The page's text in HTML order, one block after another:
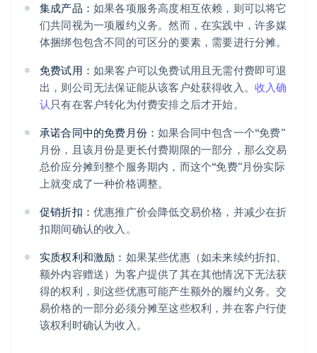
集成产品： 如果各项服务高度相互依赖，则可以将它
们共同视为一项履约义务。然而，在实践中，许多媒
体捆绑包包含不同的可区分的要素，需要进行分摊。
免费试用： 如果客户可以免费试用且无需付费即可退
出，则公司无法保证能从该客户处获得收入。 收入确
认 只有在客户转化为付费安排之后才开始。
承诺合同中的免费月份：如果合同中包含一个“免费”
月份，且该月份是更长付费期限的一部分，那么交易
总价应分摊到整个服务期内，而这个“免费”月份实际
上就变成了一种价格调整。
促销折扣： 优惠推广价会降低交易价格，并减少在折
扣期间确认的收入。
实质权利和激励： 如果某些优惠（如未来续约折扣、
额外内容赠送）为客户提供了其在其他情况下无法获
得的权利，则这些优惠可能产生额外的履约义务。交
易价格的一部分必须分摊至这些权利，并在客户行使
该权利时确认为收入。